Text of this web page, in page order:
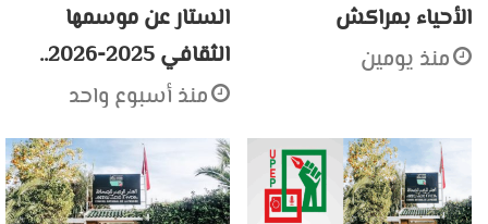
الأحياء بمراكش
منذ يومين
الستار عن موسمها
الثقافي 2025-2026..
منذ أسبوع واحد